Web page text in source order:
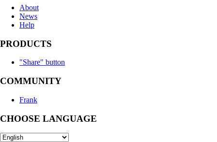
About
News
Help
PRODUCTS
"Share" button
COMMUNITY
Frank
CHOOSE LANGUAGE